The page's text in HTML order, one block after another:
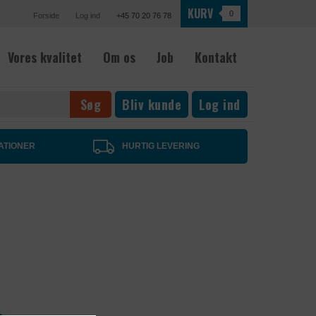
Forside Log ind +45 70 20 76 78 KURV 0
Vores kvalitet Om os Job Kontakt
Bliv kunde Log ind
HURTIG LEVERING